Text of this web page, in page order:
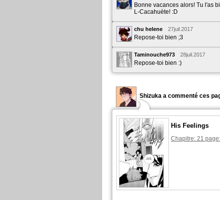
Bonne vacances alors! Tu l'as
L-Cacahuète! :D
chu helene 27juil.2017
Repose-toi bien ;3
Taminouche973 28juil.2017
Repose-toi bien :)
Shizuka a commenté ces
His Feelings
Chapitre: 21